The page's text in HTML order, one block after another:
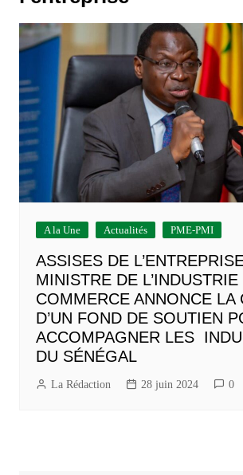
A la Une Actualités PME-PMI
ASSISES DE
MINISTRE DE
COMMERCE ANNONCE LA
D’UN FOND DE SOUTIEN
ACCOMPAGNER LES
DU SÉNÉGAL
La Rédaction 28 juin 2024 0